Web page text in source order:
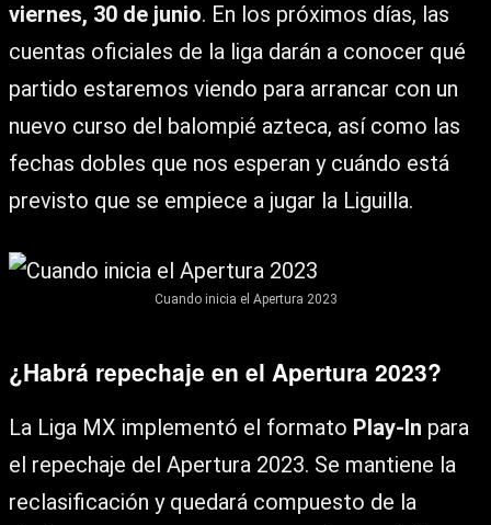
viernes, 30 de junio. En los próximos días, las
cuentas oficiales de la liga darán a conocer qué
partido estaremos viendo para arrancar con un
nuevo curso del balompié azteca, así como las
fechas dobles que nos esperan y cuándo está
previsto que se empiece a jugar la Liguilla.
Cuando inicia el Apertura 2023
¿Habrá repechaje en el Apertura 2023?
La Liga MX implementó el formato Play-In para
el repechaje del Apertura 2023. Se mantiene la
reclasificación y quedará compuesto de la